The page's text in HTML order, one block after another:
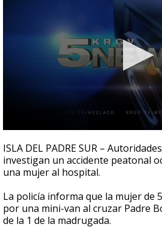
seconds
of
24
seconds
ISLA DEL PADRE SUR –
investigan un accidente peatonal
una mujer al hospital.
La policía informa que la mujer de
por una mini-van al cruzar Padre
de la 1 de la madrugada.